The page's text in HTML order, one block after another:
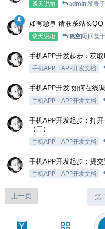
谈天说地 admin 发表于
如有急事 请联系站长QQ
谈天说地 晓空间 回复于
手机APP开发起步：获取
手机APP APP开发文档
手机APP开发 如何在线
手机APP APP开发文档
手机APP开发起步：打
（二）
手机APP APP开发文档
手机APP开发起步：提交
手机APP APP开发文档
上一页